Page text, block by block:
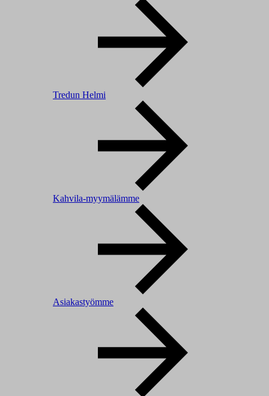
Tredun Helmi
Kahvila-myymälämme
Asiakastyömme